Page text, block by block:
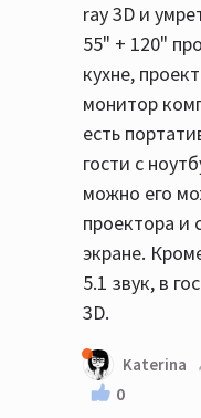
ray 3D и
55" + 120"
кухне,
монитор
есть
гости с
можно его
проектора и
экране.
5.1 звук, в
3D.
Katerina
0